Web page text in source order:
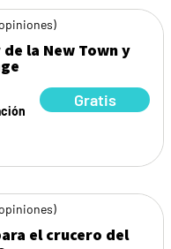
la New Town y
Gratis
el crucero del